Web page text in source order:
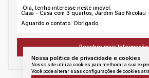
Nossa política de privacidade e cookies
Nosso site utiliza cookies para melhorar a sua
Você pode alterar suas configurações de cookies